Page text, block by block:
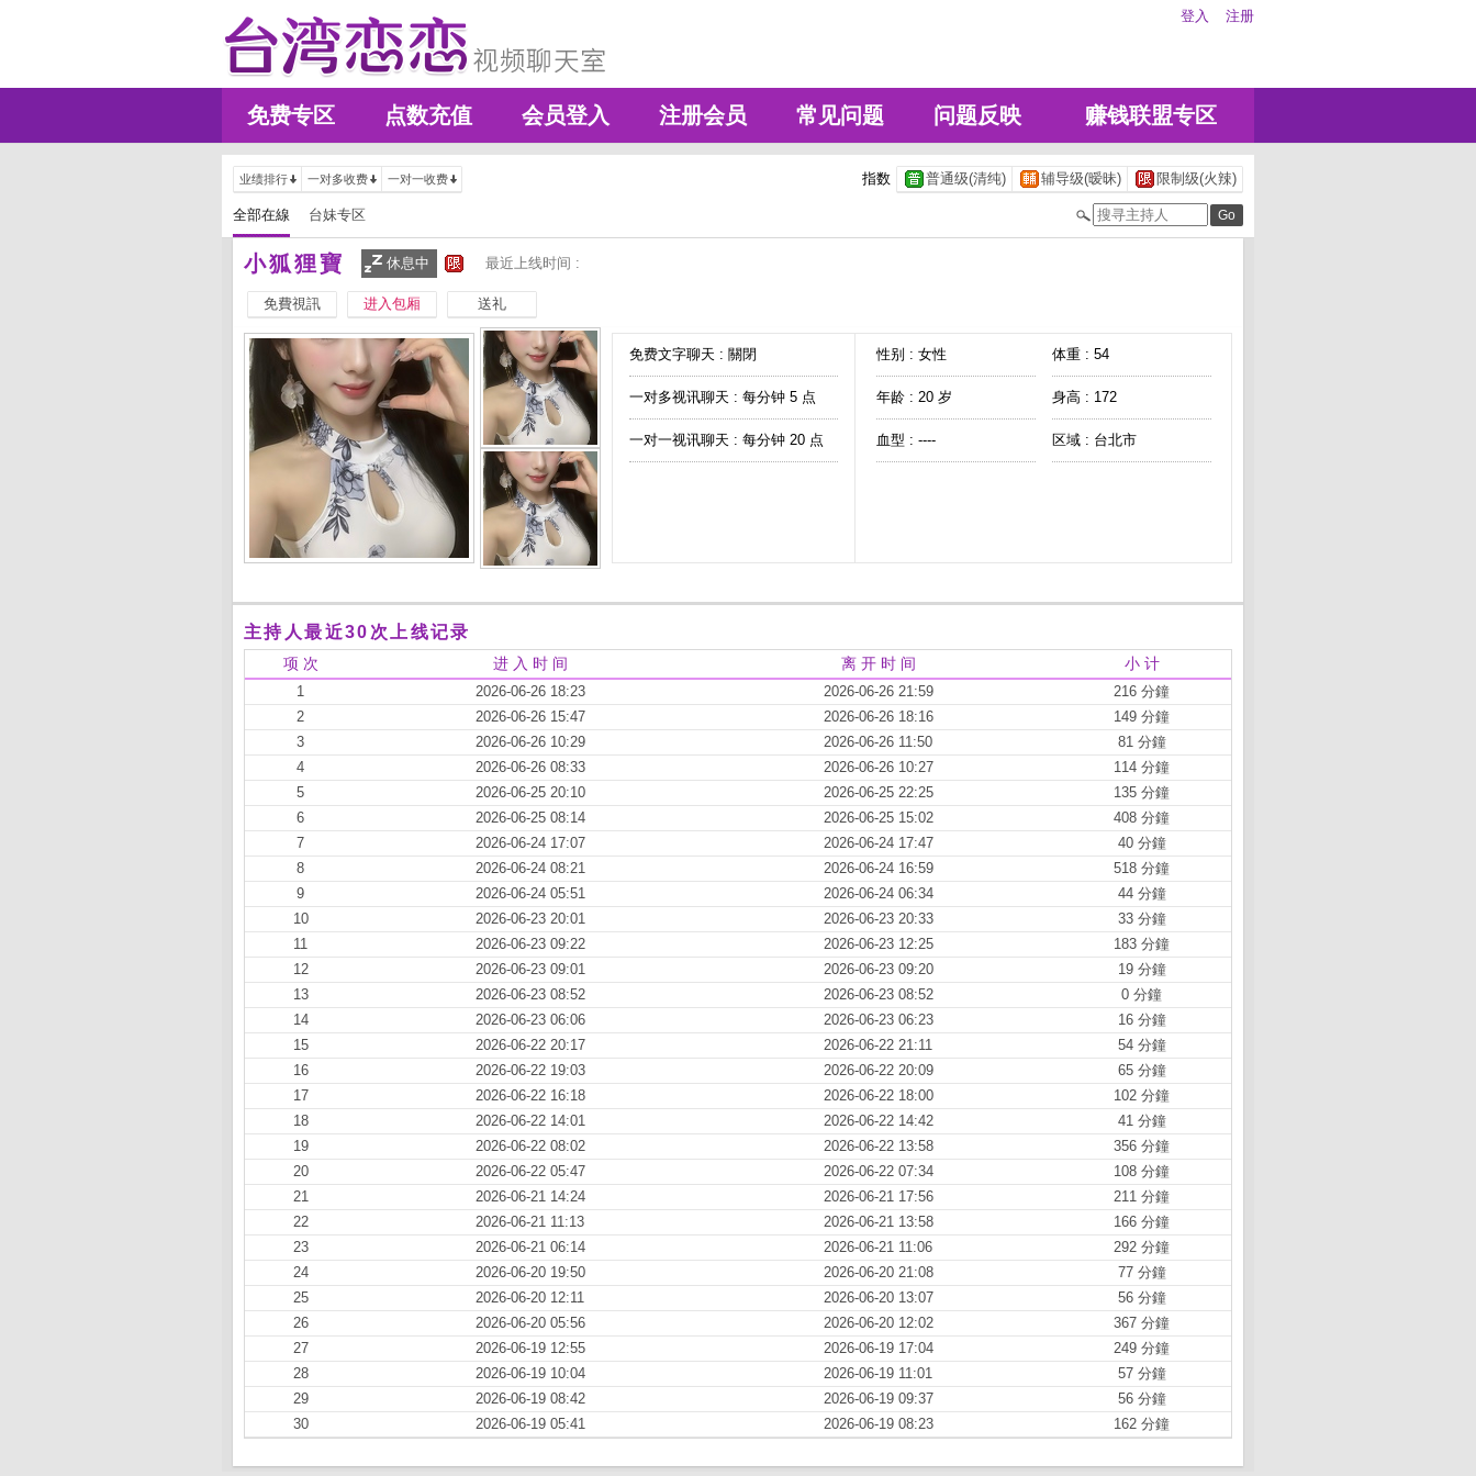
登入 注册
免费专区 点数充值 会员登入 注册会员 常见问题 问题反映 赚钱联盟专区
业绩排行 一对多收费 一对一收费 指数 普通级(清纯) 辅导级(暧昧) 限制级(火辣)
全部在線 台妹专区
小狐狸寶 休息中 最近上线时间 :
免費視訊 进入包厢 送礼
免费文字聊天 : 關閉
一对多视讯聊天 : 每分钟 5 点
一对一视讯聊天 : 每分钟 20 点
性别 : 女性 体重 : 54
年龄 : 20 岁 身高 : 172
血型 : ---- 区域 : 台北市
主持人最近30次上线记录
项 次 进 入 时 间 离 开 时 间 小 计
1 2026-06-26 18:23 2026-06-26 21:59
216 分鐘
2
2026-06-26 15:47 2026-06-26 18:16
149 分鐘
3
2026-06-26 10:29 2026-06-26 11:50
81 分鐘
4
2026-06-26 08:33 2026-06-26 10:27
114 分鐘
5
2026-06-25 20:10 2026-06-25 22:25
135 分鐘
6
2026-06-25 08:14 2026-06-25 15:02
408 分鐘
7
2026-06-24 17:07 2026-06-24 17:47
40 分鐘
8
2026-06-24 08:21 2026-06-24 16:59
518 分鐘
9
2026-06-24 05:51 2026-06-24 06:34
44 分鐘
10
2026-06-23 20:01 2026-06-23 20:33
33 分鐘
11
2026-06-23 09:22 2026-06-23 12:25
183 分鐘
12
2026-06-23 09:01 2026-06-23 09:20
19 分鐘
13
2026-06-23 08:52 2026-06-23 08:52
0 分鐘
14
2026-06-23 06:06 2026-06-23 06:23
16 分鐘
15
2026-06-22 20:17 2026-06-22 21:11
54 分鐘
16
2026-06-22 19:03 2026-06-22 20:09
65 分鐘
17
2026-06-22 16:18 2026-06-22 18:00
102 分鐘
18
2026-06-22 14:01 2026-06-22 14:42
41 分鐘
19
2026-06-22 08:02 2026-06-22 13:58
356 分鐘
20
2026-06-22 05:47 2026-06-22 07:34
108 分鐘
21
2026-06-21 14:24 2026-06-21 17:56
211 分鐘
22
2026-06-21 11:13 2026-06-21 13:58
166 分鐘
23
2026-06-21 06:14 2026-06-21 11:06
292 分鐘
24
2026-06-20 19:50 2026-06-20 21:08
77 分鐘
25
2026-06-20 12:11 2026-06-20 13:07
56 分鐘
26
2026-06-20 05:56 2026-06-20 12:02
367 分鐘
27
2026-06-19 12:55 2026-06-19 17:04
249 分鐘
28
2026-06-19 10:04 2026-06-19 11:01
57 分鐘
29
2026-06-19 08:42 2026-06-19 09:37
56 分鐘
30
2026-06-19 05:41 2026-06-19 08:23 162 分鐘